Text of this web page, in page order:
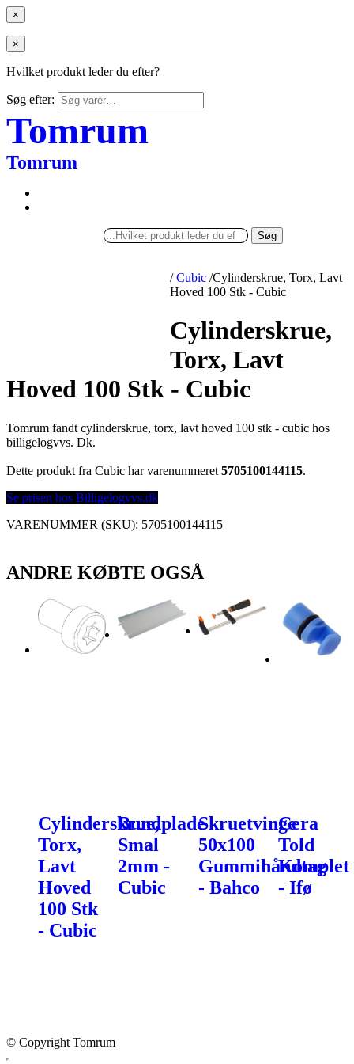
×
×
Hvilket produkt leder du efter?
Søg efter:
Tomrum
Tomrum
Søg
/ Cubic /Cylinderskrue, Torx, Lavt
Hoved 100 Stk - Cubic
Cylinderskrue,
Torx, Lavt
Hoved 100 Stk - Cubic
Tomrum fandt cylinderskrue, torx, lavt hoved 100 stk - cubic hos
billigelogvvs. Dk.
Dette produkt fra Cubic har varenummeret 5705100144115.
Se prisen hos Billigelogvvs.dk
VARENUMMER (SKU): 5705100144115
ANDRE KØBTE OGSÅ
Cylinderskrue,
Torx,
Lavt
Hoved
100 Stk
- Cubic
Bundplade
Smal
2mm -
Cubic
Skruetvinge
50x100
Gummihåndtag
- Bahco
Cera
Told
Komplet
- Ifø
© Copyright Tomrum